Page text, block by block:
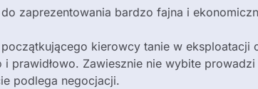
zaprezentowania bardzo fajna i
kierowcy tanie w eksploatacji
prawidłowo. Zawiesznie nie wybite
podlega negocjacji.